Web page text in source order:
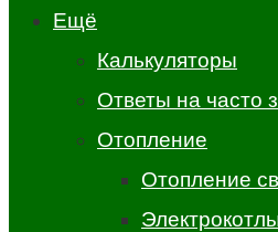
Ещё
Калькуляторы
Ответы на часто
Отопление
Отопление